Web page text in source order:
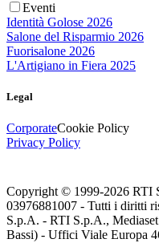
Eventi
Identità Golose 2026
Salone del Risparmio 2026
Fuorisalone 2026
L'Artigiano in Fiera 2025
Legal
CorporateCookie Policy
Privacy Policy
Copyright © 1999-2026 RTI
03976881007 - Tutti i diritti
S.p.A. - RTI S.p.A.,
Bassi) - Uffici Viale Europa